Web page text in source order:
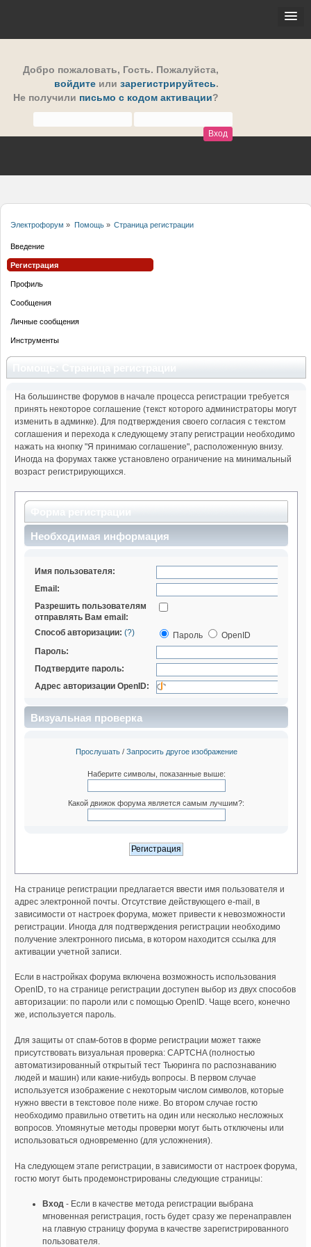
Добро пожаловать, Гость. Пожалуйста,
войдите или зарегистрируйтесь.
Не получили письмо с кодом активации?
Электрофорум » Помощь» Страница регистрации
Введение
Регистрация
Профиль
Сообщения
Личные сообщения
Инструменты
На большинстве форумов в начале процесса регистрации требуется
принять некоторое соглашение (текст которого администраторы могут
изменить в админке). Для подтверждения своего согласия с текстом
соглашения и перехода к следующему этапу регистрации необходимо
нажать на кнопку "Я принимаю соглашение", расположенную внизу.
Иногда на форумах также установлено ограничение на минимальный
возраст регистрирующихся.
Необходимая информация
Имя пользователя:
Email:
Разрешить пользователям
отправлять Вам email:
Способ авторизации: (?) Пароль
OpenID
Пароль:
Подтвердите пароль:
Адрес авторизации OpenID:
Визуальная проверка
Прослушать/ Запросить другое изображение
Наберите символы, показанные выше:
Какой движок форума является самым лучшим?:
На странице регистрации предлагается ввести имя пользователя и
адрес электронной почты. Отсутствие действующего e-mail, в
зависимости от настроек форума, может привести к невозможности
регистрации. Иногда для подтверждения регистрации необходимо
получение электронного письма, в котором находится ссылка для
активации учетной записи.
Если в настройках форума включена возможность использования
OpenID, то на странице регистрации доступен выбор из двух способов
авторизации: по пароли или с помощью OpenID. Чаще всего, конечно
же, используется пароль.
Для защиты от спам-ботов в форме регистрации может также
присутствовать визуальная проверка: CAPTCHA (полностью
автоматизированный открытый тест Тьюринга по распознаванию
людей и машин) или какие-нибудь вопросы. В первом случае
используется изображение с некоторым числом символов, которые
нужно ввести в текстовое поле ниже. Во втором случае гостю
необходимо правильно ответить на один или несколько несложных
вопросов. Упомянутые методы проверки могут быть отключены или
использоваться одновременно (для усложнения).
На следующем этапе регистрации, в зависимости от настроек форума,
гостю могут быть продемонстрированы следующие страницы:
Вход - Если в качестве метода регистрации выбрана
мгновенная регистрация, гость будет сразу же перенаправлен
на главную страницу форума в качестве зарегистрированного
пользователя.